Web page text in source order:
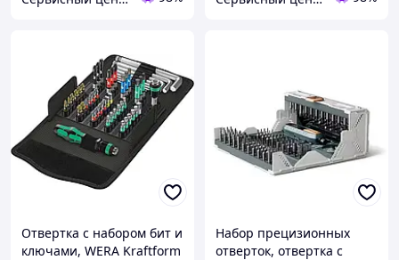
Отвертка с набором бит и
ключами, WERA Kraftform
Набор прецизионных
отверток, отвертка с